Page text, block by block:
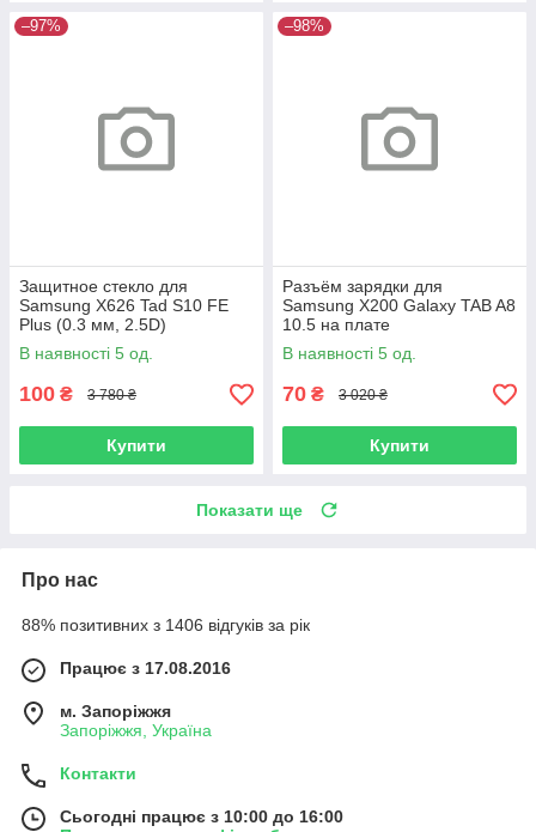
–97%
Защитное стекло для
Samsung X626 Tad S10 FE
Plus (0.3 мм, 2.5D)
В наявності 5 од.
100 ₴ 3 780 ₴
Купити
–98%
Разъём зарядки для
Samsung X200 Galaxy TAB A8
10.5 на плате
В наявності 5 од.
70 ₴ 3 020 ₴
Купити
Показати ще
Про нас
88% позитивних з 1406 відгуків за рік
Працює з 17.08.2016
м. Запоріжжя
Запоріжжя, Україна
Контакти
Сьогодні працює з 10:00 до 16:00